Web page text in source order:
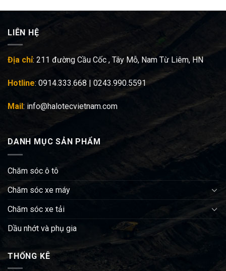
LIÊN HỆ
Địa chỉ: 211 đường Cầu Cốc , Tây Mỗ, Nam Từ Liêm, HN
Hotline: 0914.333.668 | 0243.990.5591
Mail: info@halotecvietnam.com
DANH MỤC SẢN PHẨM
Chăm sóc ô tô
Chăm sóc xe máy
Chăm sóc xe tải
Dầu nhớt và phụ gia
THỐNG KÊ